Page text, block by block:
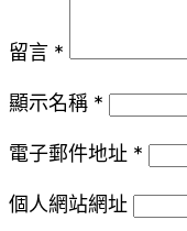
留言 *
顯示名稱 *
電子郵件地址 *
個人網站網址